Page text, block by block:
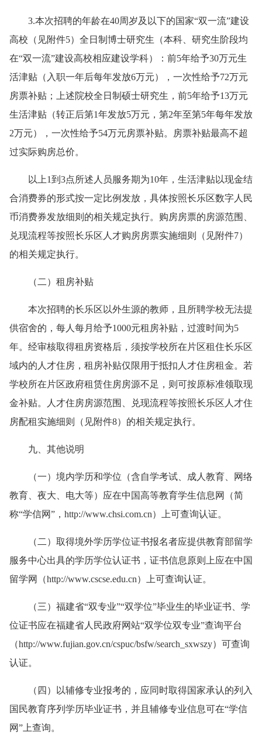
3.本次招聘的年龄在40周岁及以下的国家“双一流”建设
高校（见附件5）全日制博士研究生（本科、研究生阶段均
在“双一流”建设高校相应建设学科）：前5年给予30万元生
活津贴（入职一年后每年发放6万元），一次性给予72万元
房票补贴；上述院校全日制硕士研究生，前5年给予13万元
生活津贴（转正后第1年发放5万元，第2年至第5年每年发放
2万元），一次性给予54万元房票补贴。房票补贴最高不超
过实际购房总价。
以上1到3点所述人员服务期为10年，生活津贴以现金结
合消费券的形式按一定比例发放，具体按照长乐区数字人民
币消费券发放细则的相关规定执行。购房房票的房源范围、
兑现流程等按照长乐区人才购房房票实施细则（见附件7）
的相关规定执行。
（二）租房补贴
本次招聘的长乐区以外生源的教师，且所聘学校无法提
供宿舍的，每人每月给予1000元租房补贴，过渡时间为5
年。经审核取得租房资格后，须按学校所在片区租住长乐区
域内的人才住房，租房补贴仅限用于抵扣人才住房租金。若
学校所在片区政府租赁住房房源不足，则可按原标准领取现
金补贴。人才住房房源范围、兑现流程等按照长乐区人才住
房配租实施细则（见附件8）的相关规定执行。
九、其他说明
（一） 境内学历和学位（含自学考试、成人教育、网络
教育、夜大、电大等）应在中国高等教育学生信息网（简
称“学信网”，http://www.chsi.com.cn）上可查询认证。
（二） 取得境外学历学位证书报名者应提供教育部留学
服务中心出具的学历学位认证书，证书信息原则上应在中国
留学网（http://www.cscse.edu.cn）上可查询认证。
（三） 福建省“双专业”“双学位”毕业生的毕业证书、学
位证书应在福建省人民政府网站“双学位双专业”查询平台
（http://www.fujian.gov.cn/cspuc/bsfw/search_sxwszy）可查询
认证。
（四）
以辅修专业报考的，应同时取得国家承认的列入
国民教育序列学历毕业证书，并且辅修专业信息可在“学信
网”上查询。